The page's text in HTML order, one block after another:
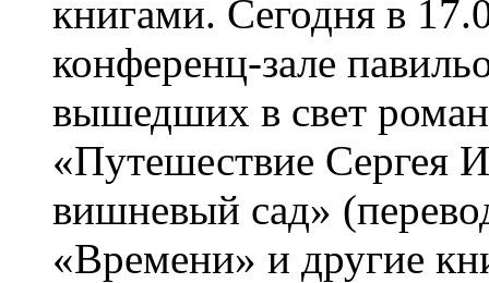
книгами. Сегодня в
конференц-зале
вышедших в свет
«Путешествие Сергея
вишневый сад»
«Времени» и другие